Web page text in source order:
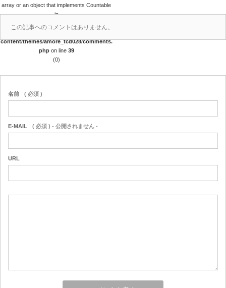
array or an object that implements Countable
in
/home/papalagi/papalagiguam.com/public
content/themes/amore_tcd028/comments.
php on line 39
(0)
この記事へのコメントはありません。
名前 ( 必須 )
E-MAIL ( 必須 ) - 公開されません -
URL